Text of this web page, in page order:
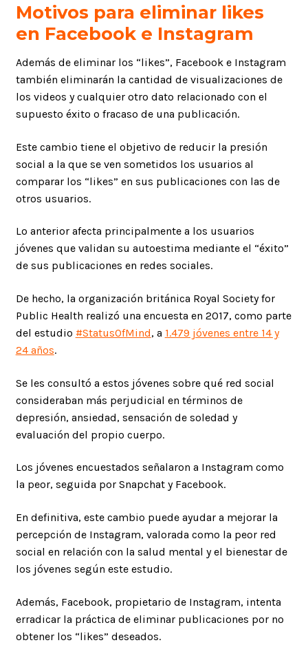
Motivos para eliminar likes
en Facebook e Instagram
Además de eliminar los “likes”, Facebook e Instagram
también eliminarán la cantidad de visualizaciones de
los videos y cualquier otro dato relacionado con el
supuesto éxito o fracaso de una publicación.
Este cambio tiene el objetivo de reducir la presión
social a la que se ven sometidos los usuarios al
comparar los “likes” en sus publicaciones con las de
otros usuarios.
Lo anterior afecta principalmente a los usuarios
jóvenes que validan su autoestima mediante el “éxito”
de sus publicaciones en redes sociales.
De hecho, la organización británica Royal Society for
Public Health realizó una encuesta en 2017, como parte
del estudio #StatusOfMind, a 1.479 jóvenes entre 14 y
24 años.
Se les consultó a estos jóvenes sobre qué red social
consideraban más perjudicial en términos de
depresión, ansiedad, sensación de soledad y
evaluación del propio cuerpo.
Los jóvenes encuestados señalaron a Instagram como
la peor, seguida por Snapchat y Facebook.
En definitiva, este cambio puede ayudar a mejorar la
percepción de Instagram, valorada como la peor red
social en relación con la salud mental y el bienestar de
los jóvenes según este estudio.
Además, Facebook, propietario de Instagram, intenta
erradicar la práctica de eliminar publicaciones por no
obtener los “likes” deseados.